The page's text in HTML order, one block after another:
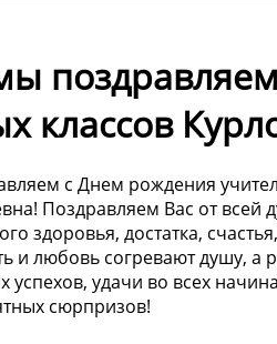
классов
с Днем рождения
Поздравляем Вас от всей
здоровья, достатка,
и любовь согревают душу, а
успехов, удачи во всех
сюрпризов!